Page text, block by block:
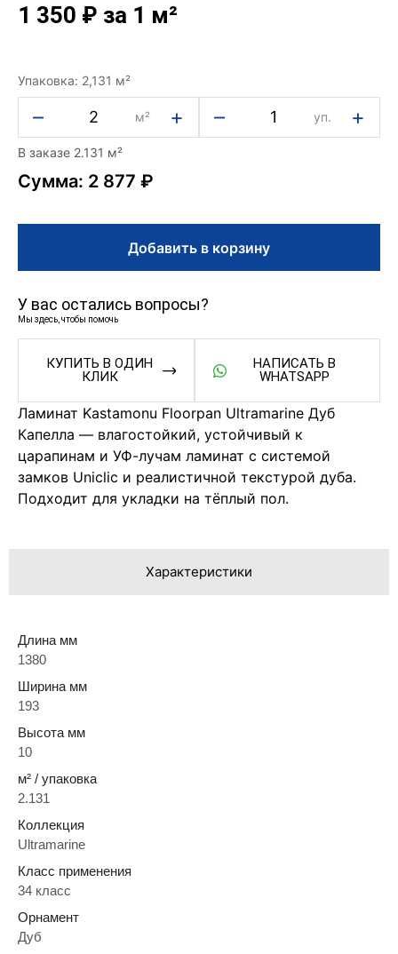
1 350 ₽ за 1 м²
Упаковка: 2,131 м²
– м² + – уп. +
В заказе 2.131 м²
Сумма: 2 877 ₽
Добавить в корзину
У вас остались вопросы?
Мы здесь, чтобы помочь
КУПИТЬ В ОДИН
КЛИК
НАПИСАТЬ В
WHATSAPP
Ламинат Kastamonu Floorpan Ultramarine Дуб
Капелла — влагостойкий, устойчивый к
царапинам и УФ-лучам ламинат с системой
замков Uniclic и реалистичной текстурой дуба.
Подходит для укладки на тёплый пол.
Характеристики
Длина мм
1380
Ширина мм
193
Высота мм
10
м² / упаковка
2.131
Коллекция
Ultramarine
Класс применения
34 класс
Орнамент
Дуб